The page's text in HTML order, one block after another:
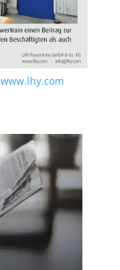
www.lhy.com